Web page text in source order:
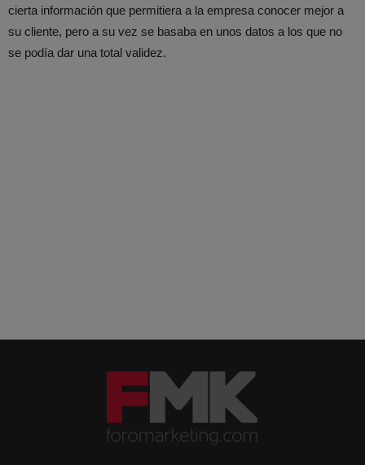
cierta información que permitiera a la empresa conocer mejor a
su cliente, pero a su vez se basaba en unos datos a los que no
se podía dar una total validez.